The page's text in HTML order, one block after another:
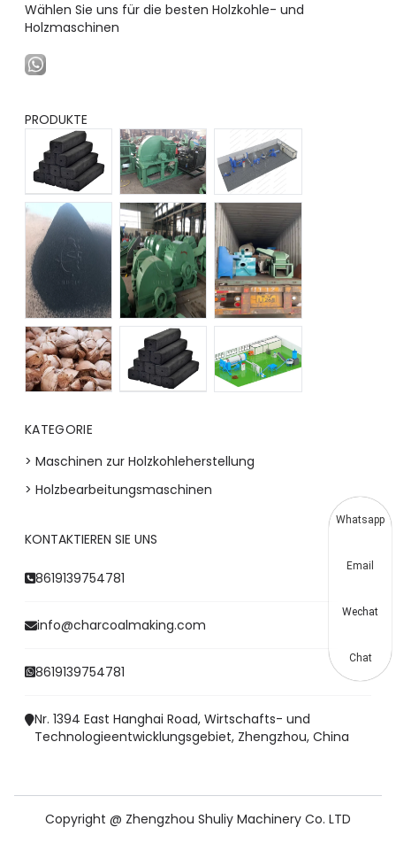
Wählen Sie uns für die besten Holzkohle- und
Holzmaschinen
PRODUKTE
KATEGORIE
> Maschinen zur Holzkohleherstellung
> Holzbearbeitungsmaschinen
KONTAKTIEREN SIE UNS
8619139754781
info@charcoalmaking.com
8619139754781
Nr. 1394 East Hanghai Road, Wirtschafts- und
Technologieentwicklungsgebiet, Zhengzhou, China
Copyright @ Zhengzhou Shuliy Machinery Co. LTD
Whatsapp
Email
Wechat
Chat